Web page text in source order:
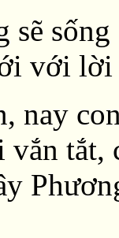
sẽ
với
nay
tắt,